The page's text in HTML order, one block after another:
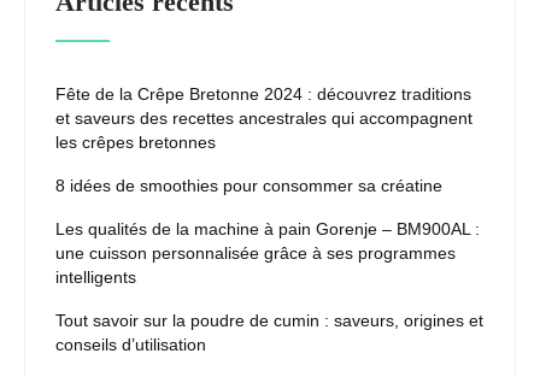
Fête de la Crêpe Bretonne 2024 : découvrez traditions
et saveurs des recettes ancestrales qui accompagnent
les crêpes bretonnes
8 idées de smoothies pour consommer sa créatine
Les qualités de la machine à pain Gorenje – BM900AL :
une cuisson personnalisée grâce à ses programmes
intelligents
Tout savoir sur la poudre de cumin : saveurs, origines et
conseils d’utilisation